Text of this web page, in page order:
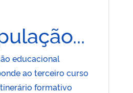
educacional
ao terceiro curso
formativo